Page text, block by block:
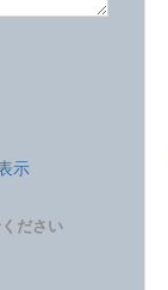
示
ださい